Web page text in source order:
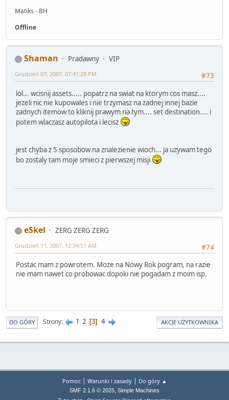
Matiks - BH
Offline
Shaman Pradawny
VIP
#73
Grudzień 07, 2007, 07:41:29 PM
lol... wcisnij assets..... popatrz na swiat na ktorym cos masz....
jezeli nic nie kupowales i nie trzymasz na zadnej innej bazie
zadnych itemow to kliknij prawym na tym.... set destination.... i
potem wlaczasz autopilota i lecisz
jest chyba z 5 sposobow na znalezienie wioch... ja uzywam tego
bo zostaly tam moje smieci z pierwszej misji
eSkel
ZERG ZERG ZERG
#74
Grudzień 11, 2007, 12:34:51 AM
Postac mam z powrotem. Moze na Nowy Rok pogram, na razie
nie mam nawet co probowac dopoki nie pogadam z moim isp.
DO GÓRY Strony 1 2 3 4 AKCJE UŻYTKOWNIKA
Pomoc| Warunki i zasady| Do góry ▲
SMF 2.1.6 © 2025, Simple Machines